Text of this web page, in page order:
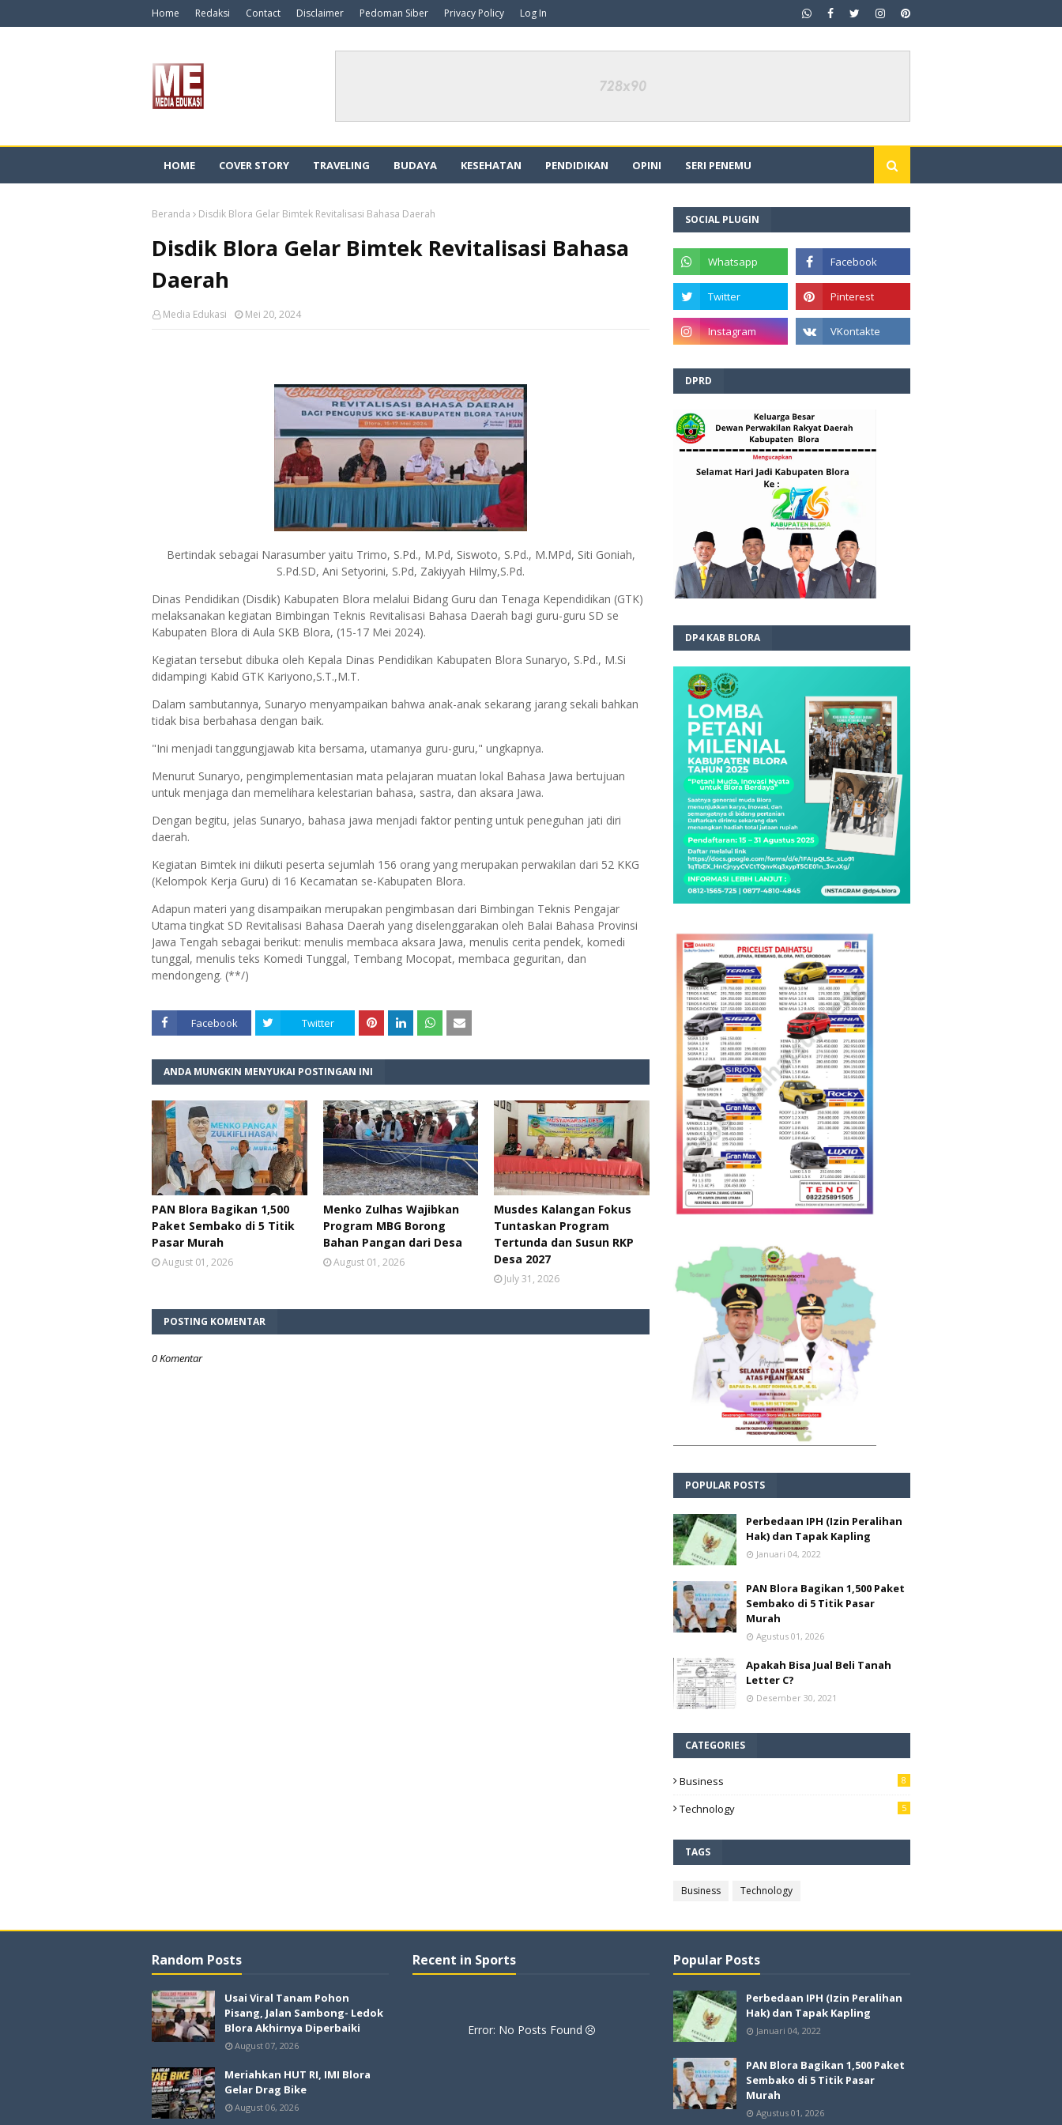
Home Redaksi Contact Disclaimer Pedoman Siber Privacy Policy Log In
HOME COVER STORY TRAVELING BUDAYA KESEHATAN PENDIDIKAN OPINI SERI PENEMU
Beranda Disdik Blora Gelar Bimtek Revitalisasi Bahasa Daerah
Disdik Blora Gelar Bimtek Revitalisasi Bahasa
Daerah
Media Edukasi Mei 20, 2024
Bertindak sebagai Narasumber yaitu Trimo, S.Pd., M.Pd, Siswoto, S.Pd., M.MPd, Siti Goniah,
S.Pd.SD, Ani Setyorini, S.Pd, Zakiyyah Hilmy,S.Pd.
Dinas Pendidikan (Disdik) Kabupaten Blora melalui Bidang Guru dan Tenaga Kependidikan (GTK)
melaksanakan kegiatan Bimbingan Teknis Revitalisasi Bahasa Daerah bagi guru-guru SD se
Kabupaten Blora di Aula SKB Blora, (15-17 Mei 2024).
Kegiatan tersebut dibuka oleh Kepala Dinas Pendidikan Kabupaten Blora Sunaryo, S.Pd., M.Si
didampingi Kabid GTK Kariyono,S.T.,M.T.
Dalam sambutannya, Sunaryo menyampaikan bahwa anak-anak sekarang jarang sekali bahkan
tidak bisa berbahasa dengan baik.
"Ini menjadi tanggungjawab kita bersama, utamanya guru-guru," ungkapnya.
Menurut Sunaryo, pengimplementasian mata pelajaran muatan lokal Bahasa Jawa bertujuan
untuk menjaga dan memelihara kelestarian bahasa, sastra, dan aksara Jawa.
Dengan begitu, jelas Sunaryo, bahasa jawa menjadi faktor penting untuk peneguhan jati diri
daerah.
Kegiatan Bimtek ini diikuti peserta sejumlah 156 orang yang merupakan perwakilan dari 52 KKG
(Kelompok Kerja Guru) di 16 Kecamatan se-Kabupaten Blora.
Adapun materi yang disampaikan merupakan pengimbasan dari Bimbingan Teknis Pengajar
Utama tingkat SD Revitalisasi Bahasa Daerah yang diselenggarakan oleh Balai Bahasa Provinsi
Jawa Tengah sebagai berikut: menulis membaca aksara Jawa, menulis cerita pendek, komedi
tunggal, menulis teks Komedi Tunggal, Tembang Mocopat, membaca geguritan, dan
mendongeng. (**/)
Facebook Twitter
ANDA MUNGKIN MENYUKAI POSTINGAN INI
PAN Blora Bagikan 1,500
Paket Sembako di 5 Titik
Pasar Murah
August 01, 2026
Menko Zulhas Wajibkan
Program MBG Borong
Bahan Pangan dari Desa
August 01, 2026
Musdes Kalangan Fokus
Tuntaskan Program
Tertunda dan Susun RKP
Desa 2027
July 31, 2026
POSTING KOMENTAR
0 Komentar
SOCIAL PLUGIN
DPRD
DP4 KAB BLORA
POPULAR POSTS
Perbedaan IPH (Izin Peralihan
Hak) dan Tapak Kapling
Januari 04, 2022
PAN Blora Bagikan 1,500 Paket
Sembako di 5 Titik Pasar
Murah
Agustus 01, 2026
Apakah Bisa Jual Beli Tanah
Letter C?
Desember 30, 2021
CATEGORIES
Business 8
Technology 5
TAGS
Business Technology
Random Posts
Usai Viral Tanam Pohon
Pisang, Jalan Sambong- Ledok
Blora Akhirnya Diperbaiki
August 07, 2026
Meriahkan HUT RI, IMI Blora
Gelar Drag Bike
August 06, 2026
Recent in Sports
Error: No Posts Found
Popular Posts
Perbedaan IPH (Izin Peralihan
Hak) dan Tapak Kapling
Januari 04, 2022
PAN Blora Bagikan 1,500 Paket
Sembako di 5 Titik Pasar
Murah
Agustus 01, 2026